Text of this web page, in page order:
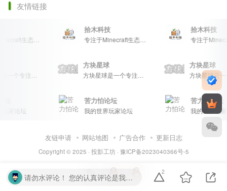
友情链接
专注于Minecraft生态建设
拾木科技
专注于Minecraft生态建设
拾木科技
方块星球 方块星球
家论坛
苦力怕论坛
我的世界玩家论坛
苦力怕论坛
我的世界玩家
友链申请 网站地图 广告合作 更新日志
Copyright © 2025 · 投影工坊· 豫ICP备2023040366号-5
请勿水评论！ 您的认真评论是我们的动力。请勿随意输入无意义字符或符号。温馨提示： 对于恶意灌水行为，我们将保留封禁处理的权利。
2